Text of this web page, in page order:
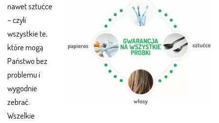
nawet sztućce
– czyli
wszystkie te,
które mogą
Państwo bez
problemu i
wygodnie
zebrać.
Wszelkie